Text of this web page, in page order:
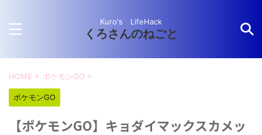
Kuro's LifeHack
くろさんのねごと
HOME > ポケモンGO >
ポケモンGO
【ポケモンGO】キョダイマックスカメッ